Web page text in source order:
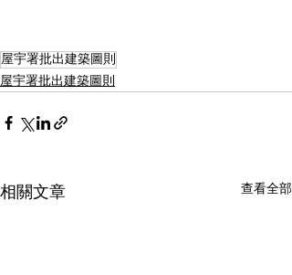
屋宇署批出建築圖則
屋宇署批出建築圖則
相關文章 查看全部